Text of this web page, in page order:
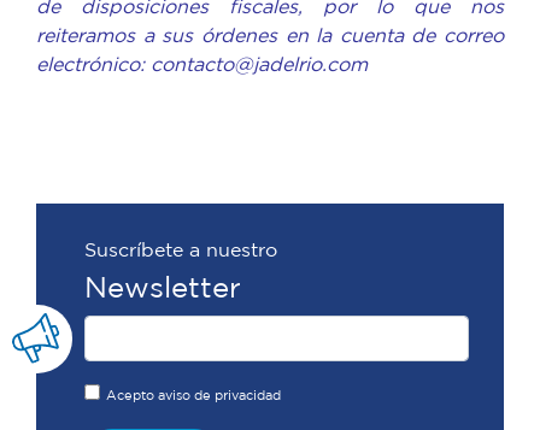
de disposiciones fiscales, por lo que nos
reiteramos a sus órdenes en la cuenta de correo
electrónico: contacto@jadelrio.com
Suscríbete a nuestro
Newsletter
Acepto aviso de privacidad